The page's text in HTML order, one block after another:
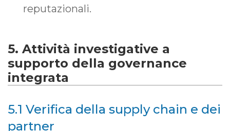
reputazionali.
5. Attività investigative a
supporto della governance
integrata
5.1 Verifica della supply chain e dei
partner